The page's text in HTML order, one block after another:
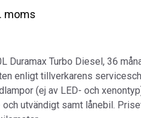
Artikelnr:RA0261
5 665kr
Välj alternativ
moms
Duramax Turbo Diesel, 36
enligt tillverkarens
(ej av LED- och
utvändigt samt lånebil.